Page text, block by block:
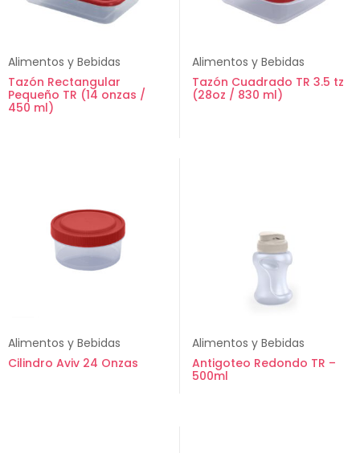
Alimentos y Bebidas
Tazón Rectangular
Pequeño TR (14 onzas /
450 ml)
Alimentos y Bebidas
Tazón Cuadrado TR 3.5 tz
(28oz / 830 ml)
Alimentos y Bebidas
Cilindro Aviv 24 Onzas
Alimentos y Bebidas
Antigoteo Redondo TR –
500ml